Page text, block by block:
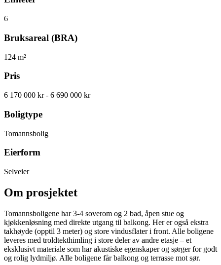
6
Bruksareal (BRA)
124 m²
Pris
6 170 000 kr- 6 690 000 kr
Boligtype
Tomannsbolig
Eierform
Selveier
Om prosjektet
Tomannsboligene har 3-4 soverom og 2 bad, åpen stue og
kjøkkenløsning med direkte utgang til balkong. Her er også ekstra
takhøyde (opptil 3 meter) og store vindusflater i front. Alle boligene
leveres med troldtekthimling i store deler av andre etasje – et
eksklusivt materiale som har akustiske egenskaper og sørger for godt
og rolig lydmiljø. Alle boligene får balkong og terrasse mot sør.